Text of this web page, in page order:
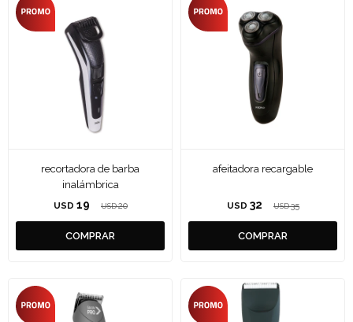
recortadora de barba
inalámbrica
USD 19 USD 20
afeitadora recargable
USD 32 USD 35